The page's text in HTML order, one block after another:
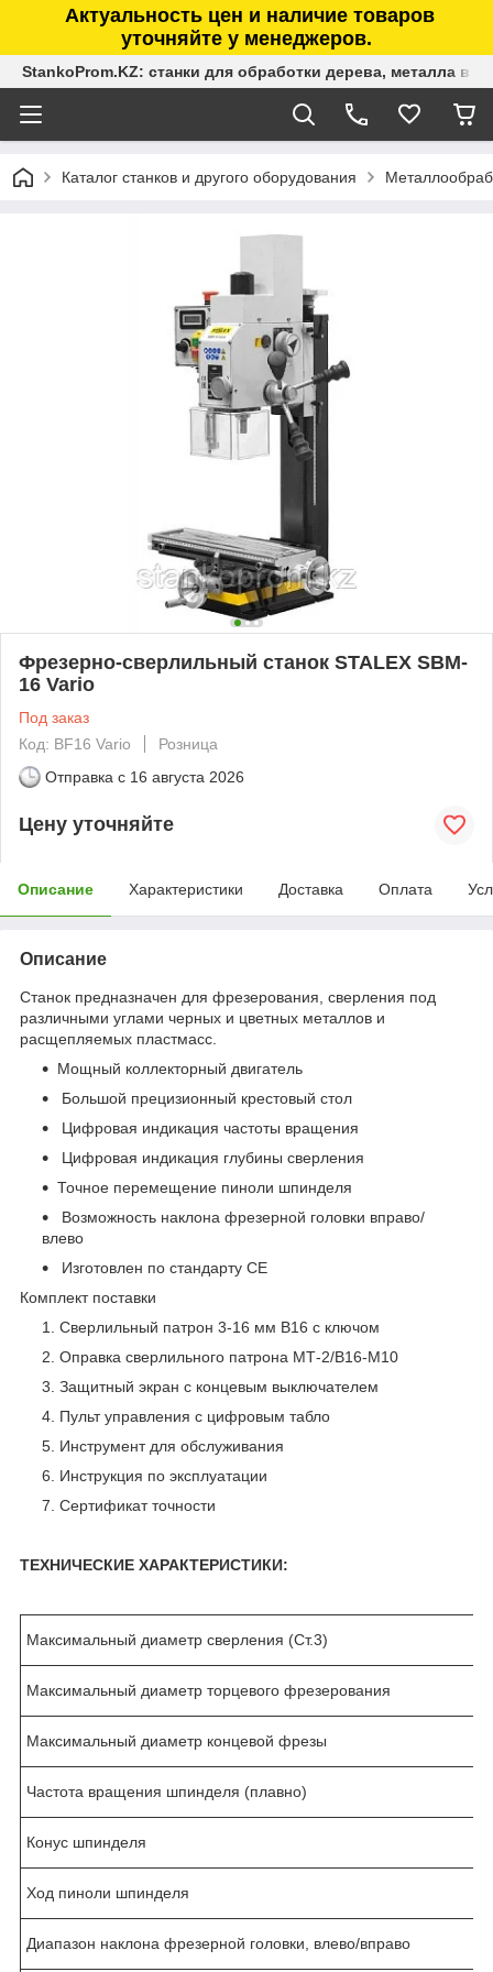
Актуальность цен и наличие товаров
уточняйте у менеджеров.
StankoProm.KZ: станки для обработки дерева, металла в
Каталог станков и другого оборудования
Фрезерно-сверлильный станок STALEX SBM-
16 Vario
Под заказ
Код: BF16 Vario
Розница
Отправка с 16 августа 2026
Цену уточняйте
Описание Характеристики Доставка Оплата
Описание
Станок предназначен для фрезерования, сверления под
различными углами черных и цветных металлов и
расщепляемых пластмасс.
Мощный коллекторный двигатель
Большой прецизионный крестовый стол
Цифровая индикация частоты вращения
Цифровая индикация глубины сверления
Точное перемещение пиноли шпинделя
Возможность наклона фрезерной головки вправо/
влево
Изготовлен по стандарту СЕ
Комплект поставки
Сверлильный патрон 3-16 мм B16 с ключом
Оправка сверлильного патрона МТ-2/В16-М10
Защитный экран с концевым выключателем
Пульт управления с цифровым табло
Инструмент для обслуживания
Инструкция по эксплуатации
Сертификат точности
ТЕХНИЧЕСКИЕ ХАРАКТЕРИСТИКИ:
Максимальный диаметр сверления (Ст.3)
Максимальный диаметр торцевого фрезерования
Максимальный диаметр концевой фрезы
Частота вращения шпинделя (плавно)
Конус шпинделя
Ход пиноли шпинделя
Диапазон наклона фрезерной головки, влево/вправо